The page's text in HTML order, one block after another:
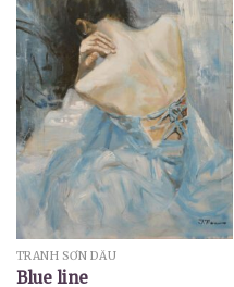
TRANH SƠN DẦU
Blue line